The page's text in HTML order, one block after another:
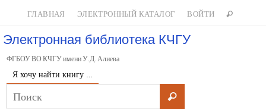
ГЛАВНАЯ ЭЛЕКТРОННЫЙ КАТАЛОГ ВОЙТИ
Электронная библиотека КЧГУ
ФГБОУ ВО КЧГУ имени У.Д. Алиева
Я хочу найти книгу …